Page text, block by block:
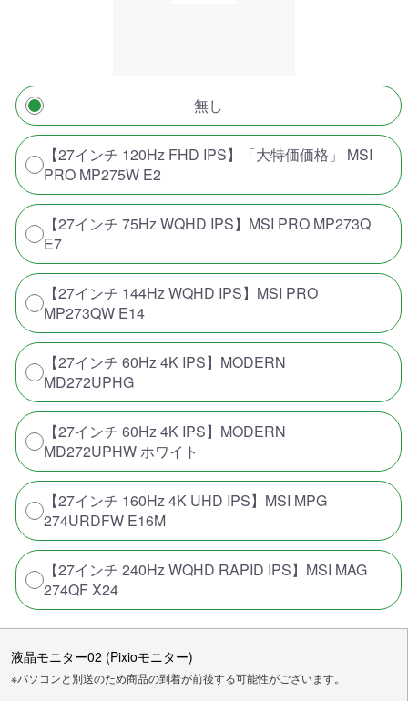
無し
【27インチ 120Hz FHD IPS】「大特価価格」 MSI
PRO MP275W E2
【27インチ 75Hz WQHD IPS】MSI PRO MP273Q
E7
【27インチ 144Hz WQHD IPS】MSI PRO
MP273QW E14
【27インチ 60Hz 4K IPS】MODERN
MD272UPHG
【27インチ 60Hz 4K IPS】MODERN
MD272UPHW ホワイト
【27インチ 160Hz 4K UHD IPS】MSI MPG
274URDFW E16M
【27インチ 240Hz WQHD RAPID IPS】MSI MAG
274QF X24
液晶モニター02 (Pixioモニター)
※パソコンと別送のため商品の到着が前後する可能性がございます。